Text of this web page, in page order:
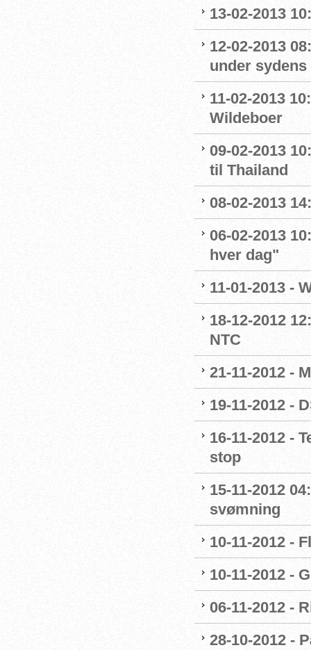
13-02-2013
12-02-2013
under sydens
11-02-2013
Wildeboer
09-02-2013
til Thailand
08-02-2013
06-02-2013
hver dag"
11-01-2013 -
18-12-2012
NTC
21-11-2012 -
19-11-2012 -
16-11-2012 -
stop
15-11-2012
svømning
10-11-2012 -
10-11-2012 -
06-11-2012 -
28-10-2012 -